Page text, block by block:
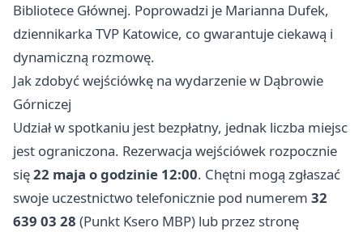
Bibliotece Głównej. Poprowadzi je Marianna Dufek,
dziennikarka TVP Katowice, co gwarantuje ciekawą i
dynamiczną rozmowę.
Jak zdobyć wejściówkę na wydarzenie w Dąbrowie
Górniczej
Udział w spotkaniu jest bezpłatny, jednak liczba miejsc
jest ograniczona. Rezerwacja wejściówek rozpocznie
się22 maja o godzinie 12:00. Chętni mogą zgłaszać
swoje uczestnictwo telefonicznie pod numerem 32
639 03 28 (Punkt Ksero MBP) lub przez stronę